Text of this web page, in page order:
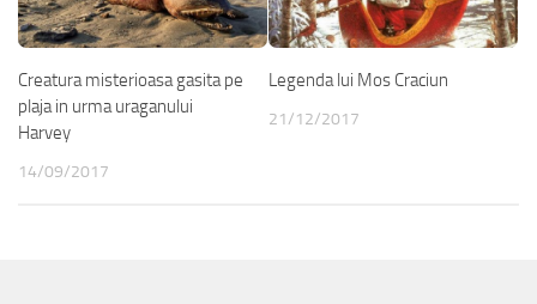
Creatura misterioasa gasita pe
plaja in urma uraganului
Harvey
14/09/2017
Legenda lui Mos Craciun
21/12/2017